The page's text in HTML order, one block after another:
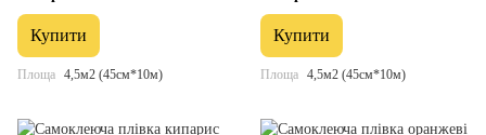
Купити
Площа 4,5м2 (45см*10м)
Купити
Площа 4,5м2 (45см*10м)